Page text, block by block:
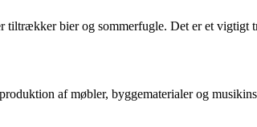
bier og sommerfugle. Det er et vigtigt
af møbler, byggematerialer og